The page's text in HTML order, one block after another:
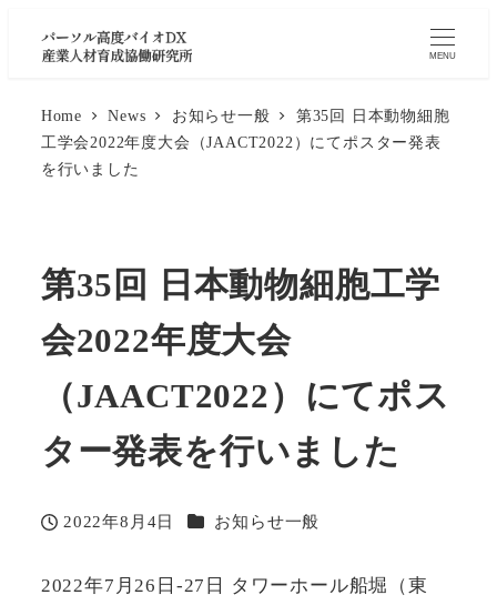
MENU
Home News お知らせ一般
第35回 日本動物細胞
工学会2022年度大会（JAACT2022）にてポスター発表
を行いました
第35回 日本動物細胞工学
会2022年度大会
（JAACT2022）にてポス
ター発表を行いました
投稿日
2022年8月4日 カテゴリー
お知らせ一般
2022年7月26日-27日 タワーホール船堀（東